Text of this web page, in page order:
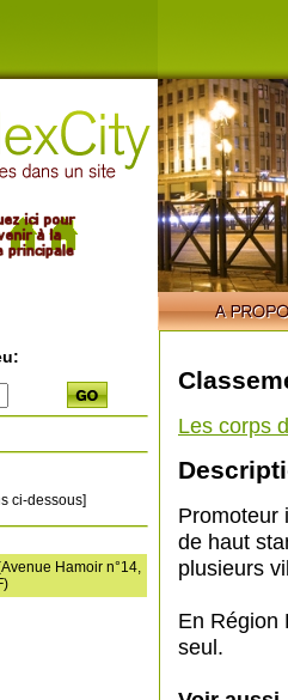
ci-dessous]
Hamoir n°14,
Les corps
Promoteur
de haut
plusieurs
En Région
seul.